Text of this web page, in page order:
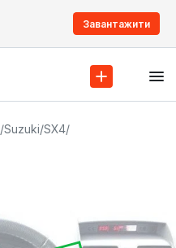
Завантажити
/Suzuki/SX4/